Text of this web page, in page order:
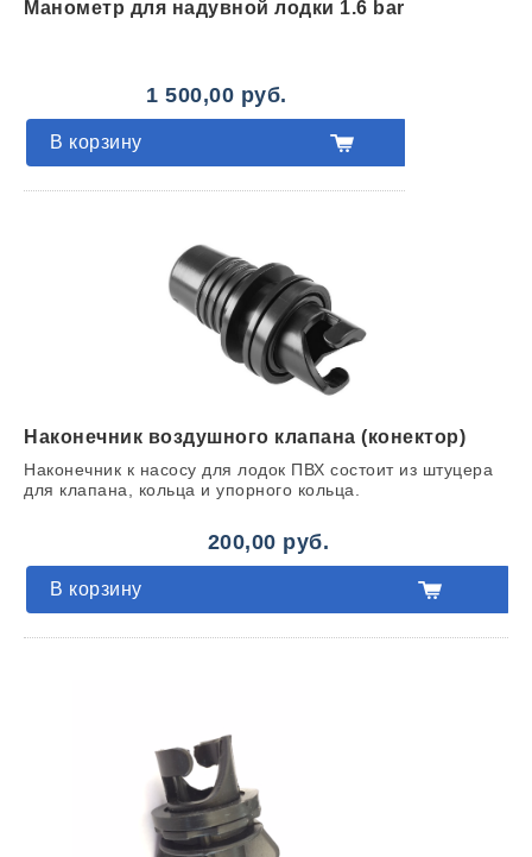
Манометр для надувной лодки 1.6 bar
В корзину
1 500,00 руб.
Наконечник воздушного клапана (конектор)
Наконечник к насосу для лодок ПВХ состоит из штуцера
для клапана, кольца и упорного кольца.
В корзину
200,00 руб.